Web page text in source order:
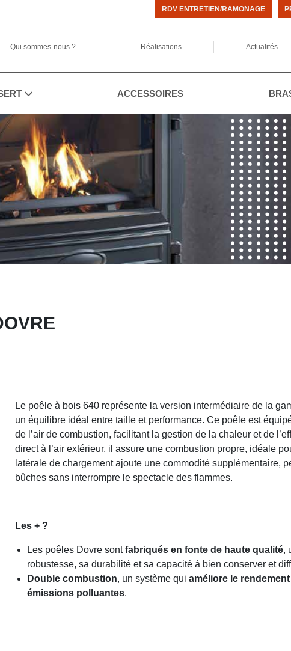
RDV ENTRETIEN/RAMONAGE
Qui sommes-nous ? Réalisations Actualités
ACCESSOIRES
Le poêle à bois 640 représente la version intermédiaire de la
un équilibre idéal entre taille et performance. Ce poêle est
de l’air de combustion, facilitant la gestion de la chaleur et de
direct à l’air extérieur, il assure une combustion propre, idéale
latérale de chargement ajoute une commodité supplémentaire,
bûches sans interrompre le spectacle des flammes.
Les + ?
Les poêles Dovre sontfabriqués en fonte de haute qualité,
robustesse, sa durabilité et sa capacité à bien conserver et
Double combustion, un système qui améliore le
émissions polluantes.